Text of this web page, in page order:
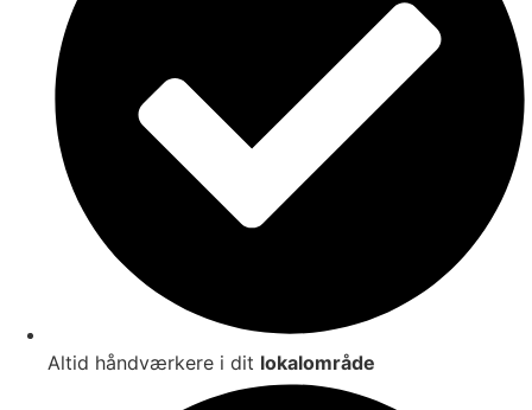
Altid håndværkere i dit lokalområde